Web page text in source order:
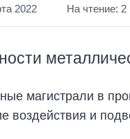
2022 На чтение:
магистрали в
воздействия и